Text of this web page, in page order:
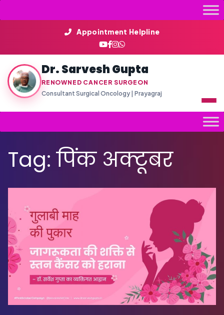
to
Appointment Helpline
Dr. Sarvesh Gupta
RENOWNED CANCER SURGEON
Consultant Surgical Oncology | Prayagraj
Tag:पिंक अक्टूबर